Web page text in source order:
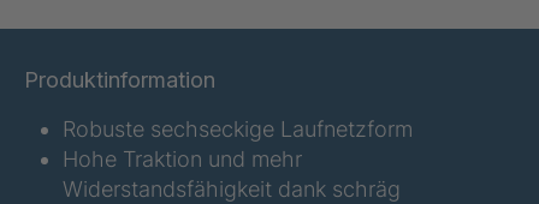
STP 178 888
Produktinformation
Robuste sechseckige Laufnetzform
Hohe Traktion und mehr
Widerstandsfähigkeit dank schräg